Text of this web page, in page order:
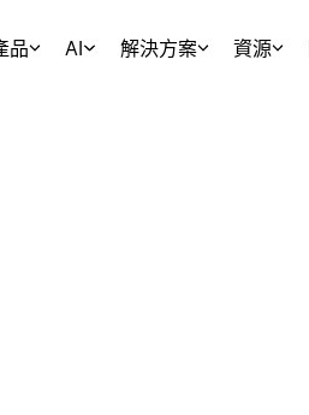
品 AI 解決方案 資源